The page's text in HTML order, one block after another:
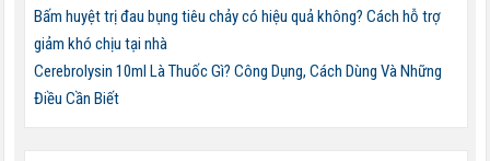
Bấm huyệt trị đau bụng tiêu chảy có hiệu quả không? Cách hỗ trợ
giảm khó chịu tại nhà
Cerebrolysin 10ml Là Thuốc Gì? Công Dụng, Cách Dùng Và Những
Điều Cần Biết